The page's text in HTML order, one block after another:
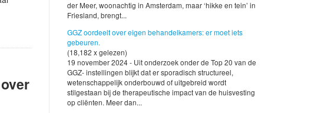
der Meer, woonachtig in Amsterdam, maar ‘hikke en tein’ in
Friesland, brengt...
GGZ oordeelt over eigen behandelkamers: er moet iets
gebeuren.
(18,182 x gelezen)
19 november 2024 - Uit onderzoek onder de Top 20 van de
GGZ- instellingen blijkt dat er sporadisch structureel,
wetenschappelijk onderbouwd of uitgebreid wordt
stilgestaan bij de therapeutische impact van de huisvesting
op cliënten. Meer dan...